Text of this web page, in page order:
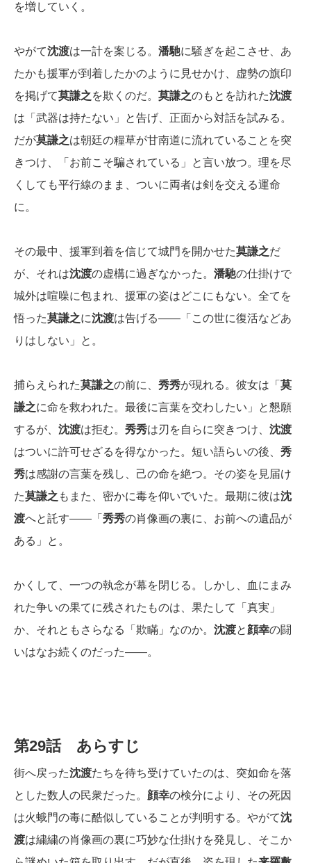
を増していく。
やがて沈渡は一計を案じる。 潘馳に騒ぎを起こさせ、あ
たかも援軍が到着したかのように見せかけ、虚勢の旗印
を掲げて莫謙之を欺くのだ。 莫謙之のもとを訪れた沈渡
は「武器は持たない」と告げ、正面から対話を試みる。
だが莫謙之は朝廷の糧草が甘南道に流れていることを突
きつけ、「お前こそ騙されている」と言い放つ。理を尽
くしても平行線のまま、ついに両者は剣を交える運命
に。
その最中、援軍到着を信じて城門を開かせた莫謙之だ
が、それは沈渡の虚構に過ぎなかった。 潘馳の仕掛けで
城外は喧噪に包まれ、援軍の姿はどこにもない。全てを
悟った莫謙之に沈渡は告げる――「この世に復活などあ
りはしない」と。
捕らえられた莫謙之の前に、 秀秀が現れる。彼女は「 莫
謙之に命を救われた。最後に言葉を交わしたい」と懇願
するが、 沈渡は拒む。 秀秀は刃を自らに突きつけ、 沈渡
はついに許可せざるを得なかった。短い語らいの後、 秀
秀は感謝の言葉を残し、己の命を絶つ。その姿を見届け
た莫謙之 もまた、密かに毒を仰いでいた。最期に彼は沈
渡へと託す――「 秀秀の肖像画の裏に、お前への遺品が
ある」と。
かくして、一つの執念が幕を閉じる。しかし、血にまみ
れた争いの果てに残されたものは、果たして「真実」
か、それともさらなる「欺瞞」なのか。 沈渡と 顔幸の闘
いはなお続くのだった――。
第29話 あらすじ
街へ戻った沈渡たちを待ち受けていたのは、突如命を落
とした数人の民衆だった。 顔幸の検分により、その死因
は火蛾門の毒に酷似していることが判明する。やがて沈
渡は繍繍の肖像画の裏に巧妙な仕掛けを発見し、そこか